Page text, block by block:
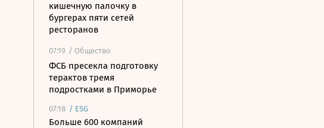
кишечную палочку в
бургерах пяти сетей
ресторанов
07:19 / Общество
ФСБ пресекла подготовку
терактов тремя
подростками в Приморье
07:18 / ESG
Больше 600 компаний